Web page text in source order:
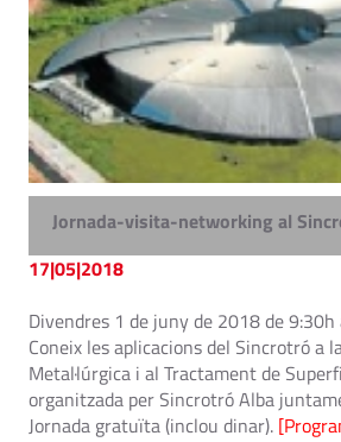
Jornada-visita-networking al
17|05|2018
Divendres 1 de juny de 2018 de 9:30h
Coneix les aplicacions del Sincrotró a
Metal·lúrgica i al Tractament de
organitzada per Sincrotró Alba
Jornada gratuïta (inclou dinar).